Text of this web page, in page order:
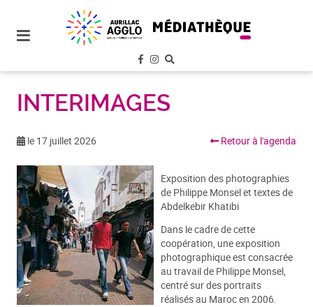
site
INTERIMAGES
le 17 juillet 2026 Retour à l'agenda
Exposition des photographies
de Philippe Monsel et textes de
Abdelkebir Khatibi
Dans le cadre de cette
coopération, une exposition
photographique est consacrée
au travail de Philippe Monsel,
centré sur des portraits
réalisés au Maroc en 2006.